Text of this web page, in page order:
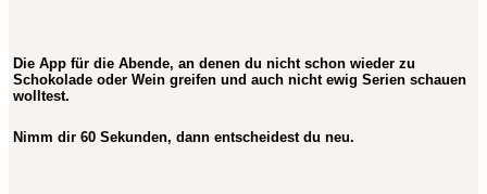
Die App für die Abende, an denen du nicht schon wieder zu
Schokolade oder Wein greifen und auch nicht ewig Serien schauen
wolltest.
Nimm dir 60 Sekunden, dann entscheidest du neu.